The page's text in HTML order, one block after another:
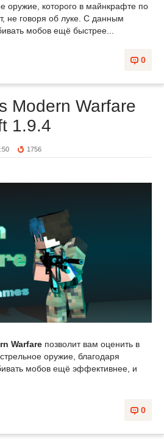
оружие, которого в майнкрафте по
не говоря об луке. С данным
мобов ещё быстрее...
0
Modern Warfare
1.9.4
1756
Warfare позволит вам оценить в
оружие, благодаря
мобов ещё эффективнее, и
0